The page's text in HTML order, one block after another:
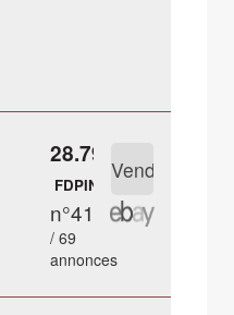
28.79 €
FDPIN
n°41
/ 69
annonces